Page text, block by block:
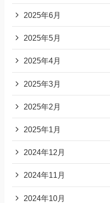
2025年6月
2025年5月
2025年4月
2025年3月
2025年2月
2025年1月
2024年12月
2024年11月
2024年10月